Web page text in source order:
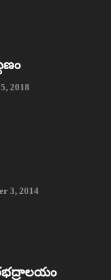
2018
3, 2014